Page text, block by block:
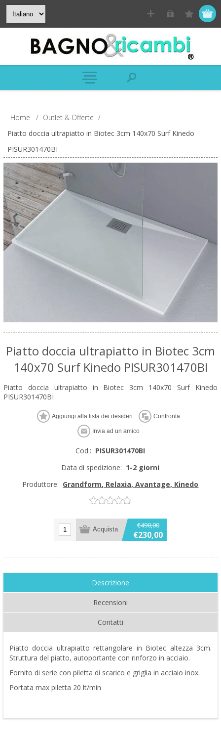
Home / Outlet & Offerte /
Piatto doccia ultrapiatto in Biotec 3cm 140x70 Surf Kinedo
PISUR301470BI
Piatto doccia ultrapiatto in Biotec 3cm
140x70 Surf Kinedo PISUR301470BI
Piatto doccia ultrapiatto in Biotec 3cm 140x70 Surf Kinedo
PISUR301470BI
Cod.: PISUR301470BI
Data di spedizione: 1-2 giorni
Produttore: Grandform, Relaxia, Avantage, Kinedo
€490,00
€230,00
Descrizione
Recensioni
Contatti
Piatto doccia ultrapiatto rettangolare in Biotec altezza 3cm.
Struttura del piatto, autoportante con rinforzo in acciaio.
Fornito di serie con piletta di scarico e griglia in acciaio inox.
Portata max piletta 20 lt/min